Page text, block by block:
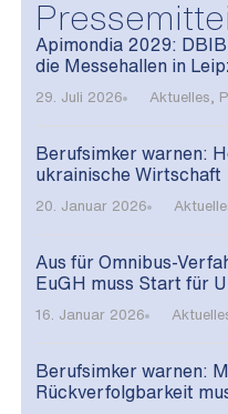
Apimondia 2029:
die Messehallen in
29. Juli 2026 Aktuelles
Berufsimker warnen:
ukrainische Wirtschaft
20. Januar 2026
Aus für Omnibus-
EuGH muss Start für
16. Januar 2026
Berufsimker warnen:
Rückverfolgbarkeit